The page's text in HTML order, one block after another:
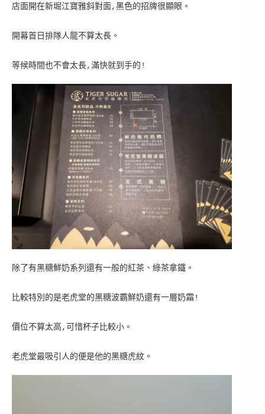
店面開在新堀江寶雅斜對面,黑色的招牌很顯眼。
開幕首日排隊人龍不算太長。
等候時間也不會太長,滿快就到手的!
除了有黑糖鮮奶系列還有一般的紅茶、綠茶拿鐵。
比較特別的是老虎堂的黑糖波霸鮮奶還有一層奶霜!
價位不算太高,可惜杯子比較小。
老虎堂最吸引人的便是他的黑糖虎紋。